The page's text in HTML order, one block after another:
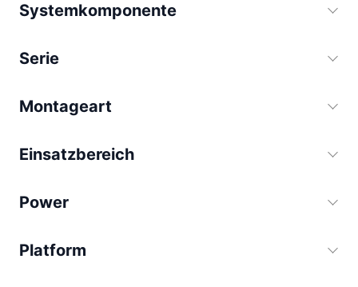
Systemkomponente
Serie
Montageart
Einsatzbereich
Power
Platform